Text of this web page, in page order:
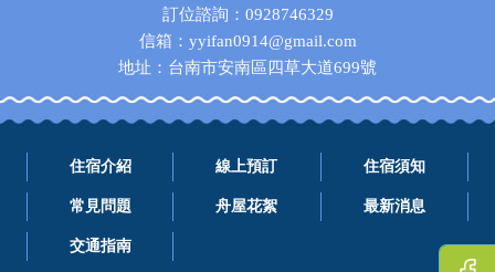
訂位諮詢：0928746329
信箱：yyifan0914@gmail.com
地址：台南市安南區四草大道699號
住宿介紹 線上預訂 住宿須知
常見問題 舟屋花絮 最新消息
交通指南